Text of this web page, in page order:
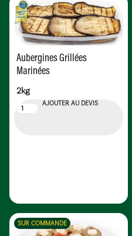
Aubergines Grillées
Marinées
2kg
AJOUTER AU DEVIS
SUR COMMANDE